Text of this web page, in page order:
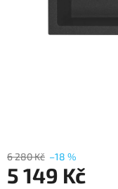
6 280 Kč –18 %
5 149 Kč